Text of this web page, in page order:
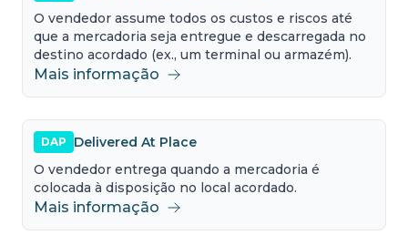
O vendedor assume todos os custos e riscos até
que a mercadoria seja entregue e descarregada no
destino acordado (ex., um terminal ou armazém).
Mais informação
DAP
Delivered At Place
O vendedor entrega quando a mercadoria é
colocada à disposição no local acordado.
Mais informação